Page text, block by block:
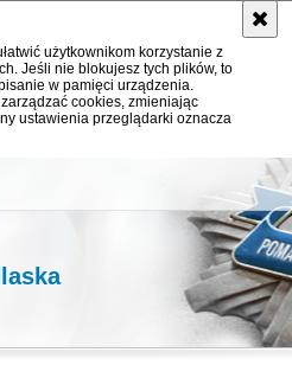
użytkownikom korzystanie z
Jeśli nie blokujesz tych plików, to
w pamięci urządzenia.
cookies, zmieniając
ustawienia przeglądarki oznacza